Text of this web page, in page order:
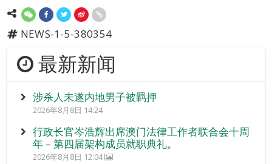
NEWS-1-5-380354
最新新闻
涉杀人未遂内地男子被羁押
2026年8月8日 14:24
行政长官岑浩辉出席澳门法律工作者联合会十周
年 – 第四届架构成员就职典礼。
2026年8月8日 12:04